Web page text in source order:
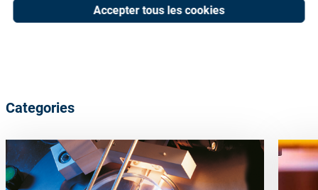
Accepter tous les cookies
Categories